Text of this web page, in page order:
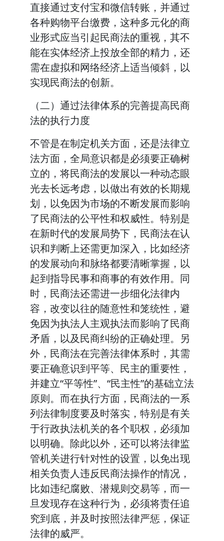
直接通过支付宝和微信转账，并通过
各种购物平台缴费，这种多元化的商
业形式应当引起民商法的重视，其不
能在实体经济上投放全部的精力，还
需在虚拟和网络经济上适当倾斜，以
实现民商法的创新。
（二）通过法律体系的完善提高民商
法的执行力度
不管是在制定机关方面，还是法律立
法方面，全局意识都是必须要正确树
立的，将民商法的发展以一种动态眼
光去长远考虑，以做出有效的长期规
划，以免因为市场的不断发展而影响
了民商法的公平性和权威性。特别是
在新时代的发展局势下，民商法在认
识和判断上还需更加深入，比如经济
的发展动向和脉络都要清晰掌握，以
起到指导民事和商事的有效作用。同
时，民商法还需进一步细化法律内
容，改变以往的随意性和笼统性，避
免因为执法人主观执法而影响了民商
矛盾，以及民商纠纷的正确处理。另
外，民商法在完善法律体系时，其需
要正确意识到平等、民主的重要性，
并建立“平等性”、“民主性”的基础立法
原则。而在执行方面，民商法的一系
列法律制度要及时落实，特别是有关
于行政执法机关的各个职权，必须加
以明确。除此以外，还可以将法律监
管机关进行针对性的设置，以免出现
相关负责人违反民商法操作的情况，
比如违纪腐败、潜规则交易等，而一
旦发现存在这种行为，必须将责任追
究到底，并及时按照法律严惩，保证
法律的威严。